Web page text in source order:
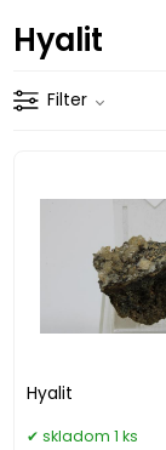
Hyalit
Filter
Hyalit
skladom 1 ks